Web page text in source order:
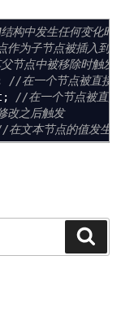
构中发生任何变化时触
为子节点被插入到另
节点中被移除时触发
//在一个节点被直接从
;
//在一个节点被直接插
改之后触发
在文本节点的值发生变